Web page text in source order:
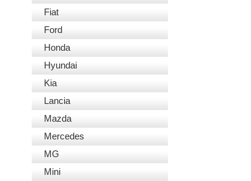
Fiat
Ford
Honda
Hyundai
Kia
Lancia
Mazda
Mercedes
MG
Mini